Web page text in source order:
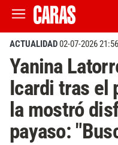
ACTUALIDAD02-07-2026 21:56
Yanina
Icardi tras el
la mostró
payaso: